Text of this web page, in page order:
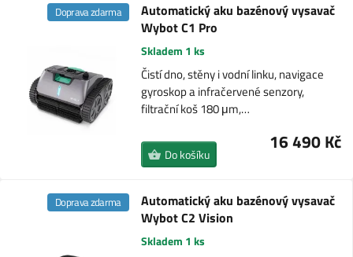
Automatický aku bazénový vysavač
Wybot C1 Pro
Doprava zdarma
Skladem 1 ks
Čistí dno, stěny i vodní linku, navigace
gyroskop a infračervené senzory,
filtrační koš 180 μm,…
16 490 Kč
Do košíku
Automatický aku bazénový vysavač
Wybot C2 Vision
Doprava zdarma
Skladem 1 ks